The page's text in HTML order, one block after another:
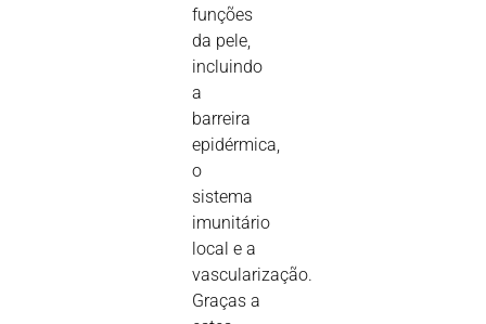
funções
da pele,
incluindo
a
barreira
epidérmica,
o
sistema
imunitário
local e a
vascularização.
Graças a